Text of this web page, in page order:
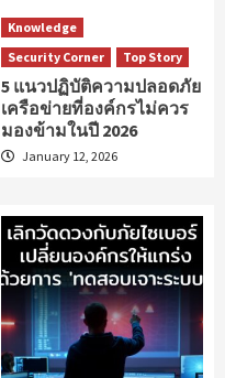
Knowledge
Security Corner
Top Story
5 แนวปฏิบัติความปลอดภัย
เครือข่ายที่องค์กรไม่ควร
มองข้ามในปี 2026
January 12, 2026